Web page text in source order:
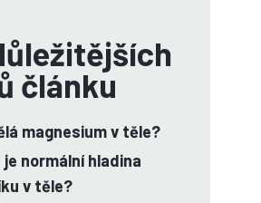
článku
magnesium v těle?
normální hladina
v těle?